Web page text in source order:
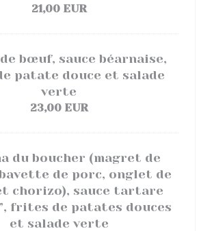
21,00 EUR
bœuf, sauce béarnaise,
patate douce et salade
verte
23,00 EUR
du boucher (magret de
de porc, onglet de
chorizo), sauce tartare
frites de patates douces
et salade verte